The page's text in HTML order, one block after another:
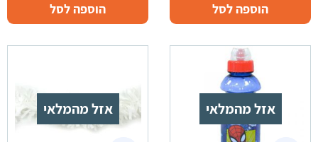
הוספה לסל הוספה לסל
אזל מהמלאי אזל מהמלאי